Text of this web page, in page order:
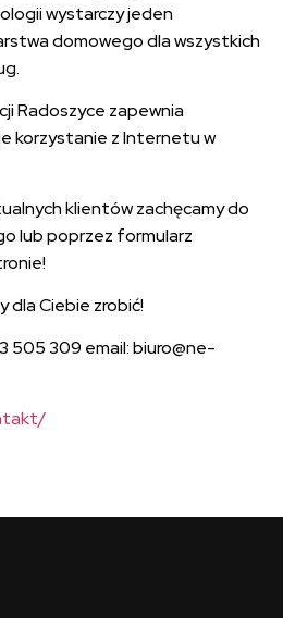
wystarczy jeden
domowego dla wszystkich
Radoszyce zapewnia
korzystanie z Internetu w
klientów zachęcamy do
lub poprzez formularz
dla Ciebie zrobić!
505 309 email: biuro@ne-